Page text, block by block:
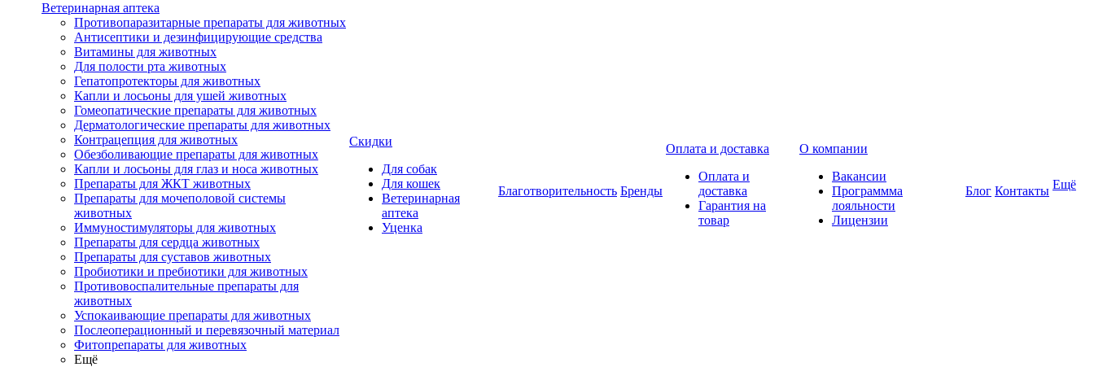
Ветеринарная аптека
Противопаразитарные препараты для животных
Антисептики и дезинфицирующие средства
Витамины для животных
Для полости рта животных
Гепатопротекторы для животных
Капли и лосьоны для ушей животных
Гомеопатические препараты для животных
Дерматологические препараты для животных
Контрацепция для животных
Обезболивающие препараты для животных
Капли и лосьоны для глаз и носа животных
Препараты для ЖКТ животных
Препараты для мочеполовой системы
животных
Иммуностимуляторы для животных
Препараты для сердца животных
Препараты для суставов животных
Пробиотики и пребиотики для животных
Противовоспалительные препараты для
животных
Успокаивающие препараты для животных
Послеоперационный и перевязочный материал
Фитопрепараты для животных
Ещё
Скидки
Для собак
Для кошек
Ветеринарная
аптека
Уценка
Благотворительность Бренды
Оплата и доставка
Оплата и
доставка
Гарантия на
товар
О компании
Вакансии
Программма
лояльности
Лицензии
Блог Контакты Ещё